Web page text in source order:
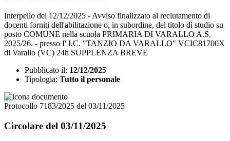
Interpello del 12/12/2025 - Avviso finalizzato al reclutamento di
docenti forniti dell'abilitazione o, in subordine, del titolo di studio su
posto COMUNE nella scuola PRIMARIA DI VARALLO A.S.
2025/26. - presso I' I.C. "TANZIO DA VARALLO" VCIC81700X
di Varallo (VC) 24h SUPPLENZA BREVE
Pubblicato il: 12/12/2025
Tipologia: Tutto il personale
Protocollo 7183/2025 del 03/11/2025
Circolare del 03/11/2025